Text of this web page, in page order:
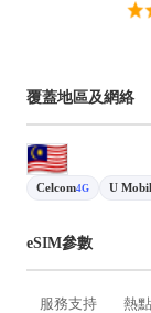
覆蓋地區及網絡
Celcom4G U
eSIM參數
服務支持
熱